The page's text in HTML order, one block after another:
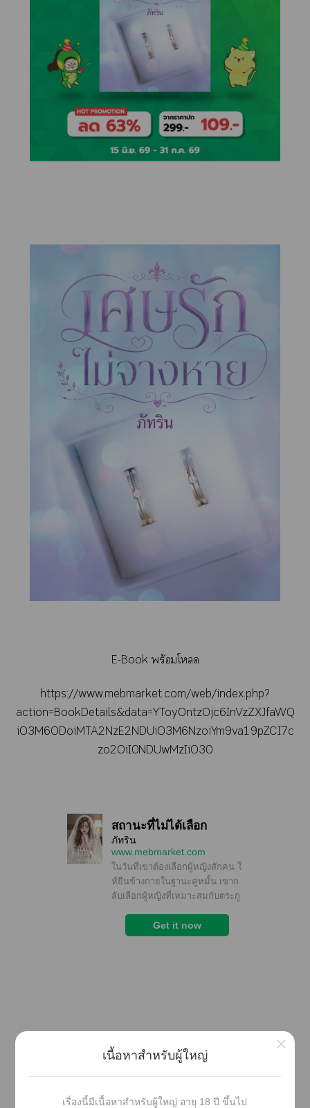
E-Book พร้อมโด
https://www.mebmarket.com/web/index.php?
action=BookDetails&data=YToyOntzOjc6InVzZXJfaWQ
iO3M6ODoiMTA2NzE2NDUiO3M6NzoiYm9va19pZCI7c
zo2OiI0NDUwMzIiO30
านิยายเรื่องอื่น ๆ
เนื้อหาสำหรับผู้ใหญ่
เรื่องนี้มีเนื้อหาสำหรับผู้ใหญ่ อายุ 18 ปี ขึ้นไป
×